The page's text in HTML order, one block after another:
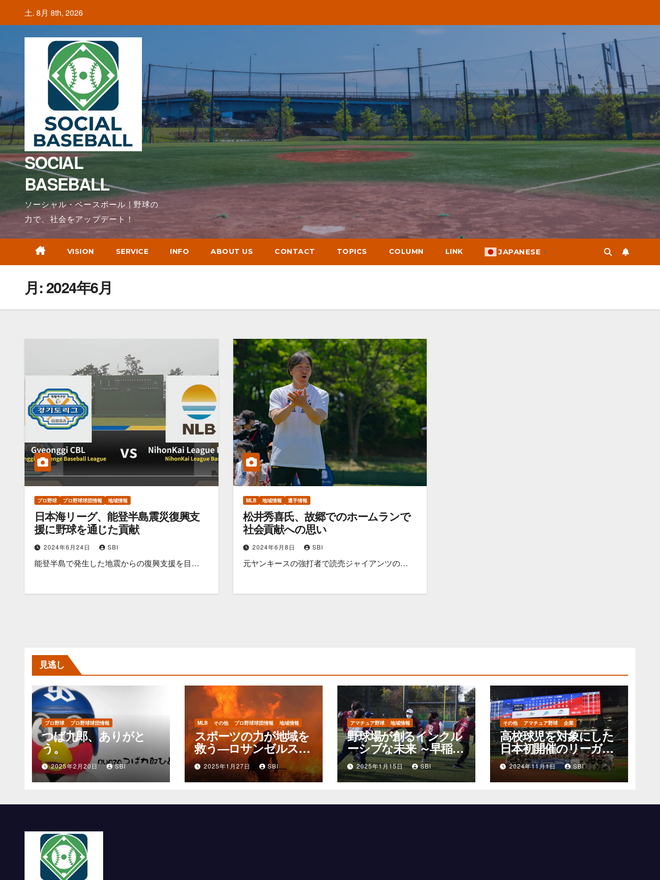
content
土. 8月 8th, 2026
SOCIAL
BASEBALL
ソーシャル・ベースボール | 野球の
力で、社会をアップデート！
VISION SERVICE INFO ABOUT US CONTACT TOPICS COLUMN LINK JAPANESE ▼
月:2024年6月
プロ野球 プロ野球球団情報 地域情報
日本海リーグ、能登半島震災復興支
援に野球を通じた貢献
2024年6月24日 SBI
能登半島で発生した地震からの復興支援を目…
MLB 地域情報 選手情報
松井秀喜氏、故郷でのホームランで
社会貢献への思い
2024年6月8日 SBI
元ヤンキースの強打者で読売ジャイアンツの…
見逃し
プロ野球 プロ野球球団情報
つば九郎、ありがと
う。
2025年2月20日 SBI
MLB その他 プロ野球球団情報 地域情報
スポーツの力が地域を
救う—ロサンゼルス12
チームの山火事支援活
動2025年1月27日 SBI
アマチュア野球 地域情報
野球場が創るインクル
ーシブな未来 ～早稲田
大学OB会の挑戦～
2025年1月15日 SBI
その他 アマチュア野球 企業
高校球児を対象にした
日本初開催のリーガ・
サマーキャンプの可能
性2024年11月1日 SBI